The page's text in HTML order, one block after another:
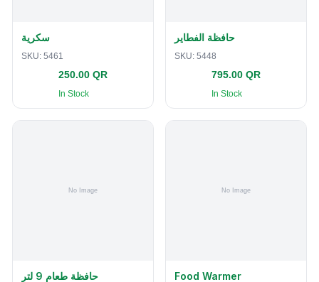
سكرية
SKU: 5461
250.00 QR
In Stock
حافظة الفطاير
SKU: 5448
795.00 QR
In Stock
حافظة طعام 9 لتر Food Warmer